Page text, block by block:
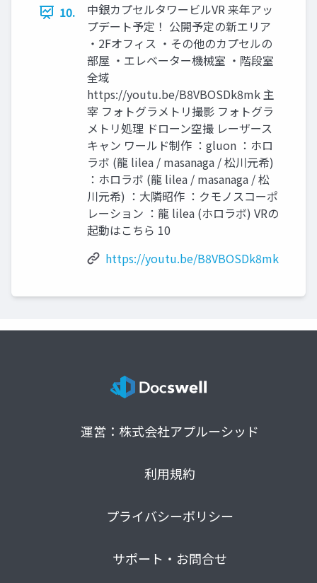
10.
中銀カプセルタワービルVR 来年アッ
プデート予定！ 公開予定の新エリア
・2Fオフィス ・その他のカプセルの
部屋 ・エレベーター機械室 ・階段室
全域
https://youtu.be/B8VBOSDk8mk 主
宰 フォトグラメトリ撮影 フォトグラ
メトリ処理 ドローン空撮 レーザース
キャン ワールド制作 ：gluon ：ホロ
ラボ (龍 lilea / masanaga / 松川元希)
：ホロラボ (龍 lilea / masanaga / 松
川元希) ：大隣昭作 ：クモノスコーポ
レーション ：龍 lilea (ホロラボ) VRの
起動はこちら 10
https://youtu.be/B8VBOSDk8mk
運営：株式会社アプルーシッド
利用規約
プライバシーポリシー
サポート・お問合せ